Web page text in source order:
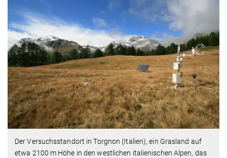
Der Versuchsstandort in Torgnon (Italien), ein Grasland auf
etwa 2100 m Höhe in den westlichen italienischen Alpen, das